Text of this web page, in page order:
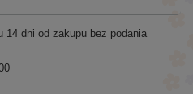
14 dni od zakupu bez podania